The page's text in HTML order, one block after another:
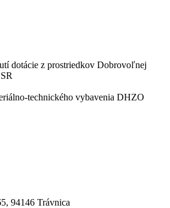
dotácie z prostriedkov Dobrovoľnej
technického vybavenia DHZO
94146 Trávnica